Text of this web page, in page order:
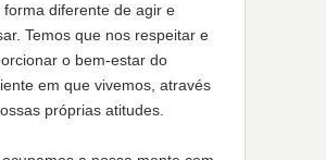
forma diferente de agir e
Temos que nos respeitar e
o bem-estar do
em que vivemos, através
próprias atitudes.